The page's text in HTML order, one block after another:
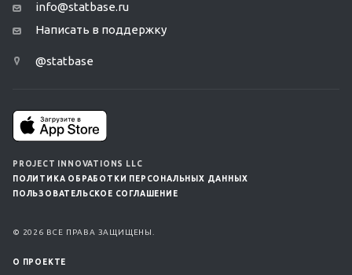
info@statbase.ru
Написать в поддержку
@statbase
PROJECT INNOVATIONS LLC
ПОЛИТИКА ОБРАБОТКИ ПЕРСОНАЛЬНЫХ ДАННЫХ
ПОЛЬЗОВАТЕЛЬСКОЕ СОГЛАШЕНИЕ
© 2026 ВСЕ ПРАВА ЗАЩИЩЕНЫ.
О ПРОЕКТЕ